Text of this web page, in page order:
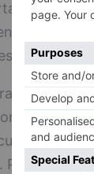
que la
(Rubus,
serían las
que se